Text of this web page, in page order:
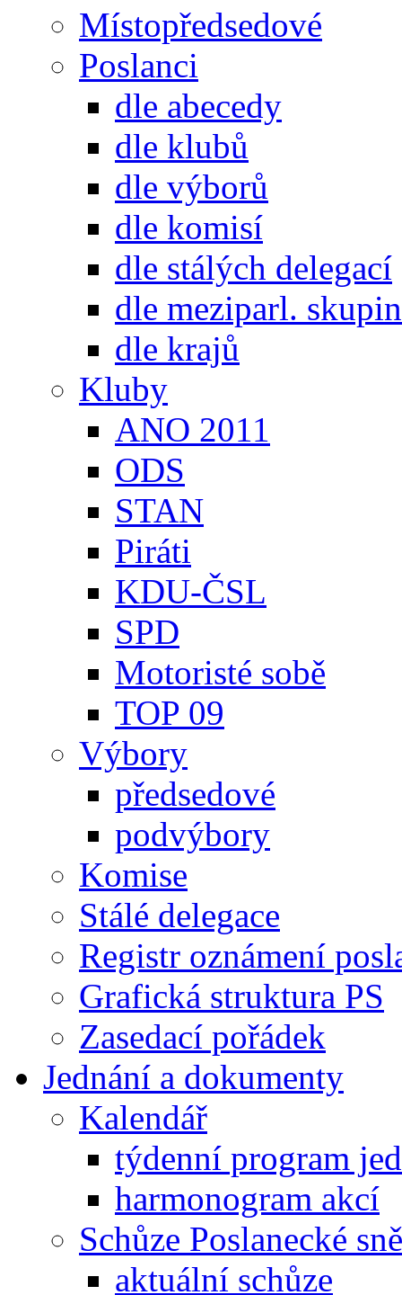
Místopředsedové
Poslanci
dle abecedy
dle klubů
dle výborů
dle komisí
dle stálých delegací
dle meziparl. skupin
dle krajů
Kluby
ANO 2011
ODS
STAN
Piráti
KDU-ČSL
SPD
Motoristé sobě
TOP 09
Výbory
předsedové
podvýbory
Komise
Stálé delegace
Registr oznámení
Grafická struktura PS
Zasedací pořádek
Jednání a dokumenty
Kalendář
týdenní program
harmonogram akcí
Schůze Poslanecké
aktuální schůze